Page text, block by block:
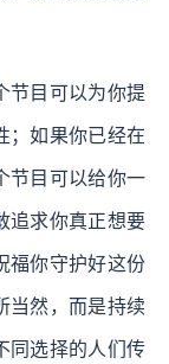
节目可以为你提
；如果你已经在
节目可以给你一
追求你真正想要
福你守护好这份
当然，而是持续
同选择的人们传